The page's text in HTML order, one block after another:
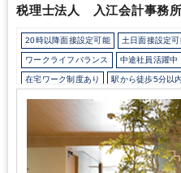
税理士法人 入江会計事務所
20時以降面接設定可能 土日面接設定
ワークライフバランス 中途社員活躍中
在宅ワーク制度あり 駅から徒歩5分以内
寮・社宅・家賃・住宅補助 土日祝休み
飲食に強み 貿易に強み
ITに強み